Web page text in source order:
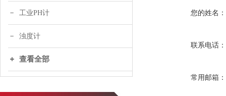
工业PH计
浊度计
查看全部
您的姓名：
联系电话：
常用邮箱：